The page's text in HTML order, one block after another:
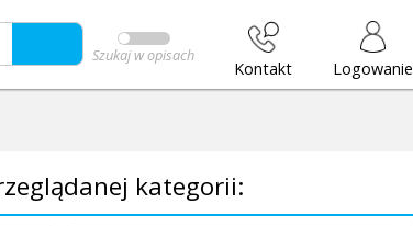
Szukaj w opisach
Kontakt Logowanie
kategorii: